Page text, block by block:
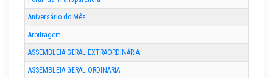
Aniversário do Mês
Arbitragem
ASSEMBLEIA GERAL EXTRAORDINÁRIA
ASSEMBLEIA GERAL ORDINÁRIA